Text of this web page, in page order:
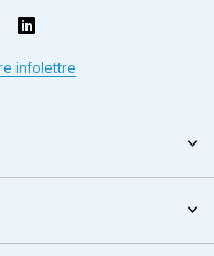
infolettre